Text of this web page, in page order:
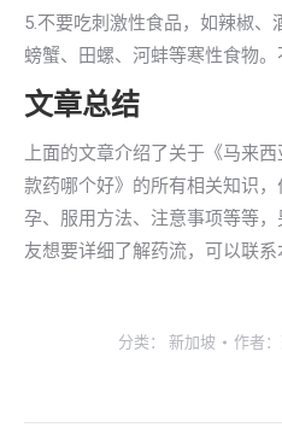
5.不要吃刺激性食品，如辣椒
螃蟹、田螺、河蚌等寒性食物。
文章总结
上面的文章介绍了关于《马来
款药哪个好》的所有相关知识
孕、服用方法、注意事项等等
友想要详细了解药流，可以联系
分类： 新加坡 作者：